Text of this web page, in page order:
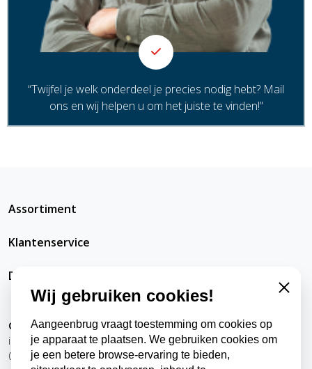
“Twijfel je welk onderdeel je precies nodig hebt? Mail
ons en wij helpen u om het juiste te vinden!”
Assortiment
Klantenservice
DatRepareerIkZelfWel
Contact
info@datrepareerikzelfwel.nl
0118-570024
Wij gebruiken cookies!
Aangeenbrug vraagt toestemming om cookies op
je apparaat te plaatsen. We gebruiken cookies om
je een betere browse-ervaring te bieden,
Close